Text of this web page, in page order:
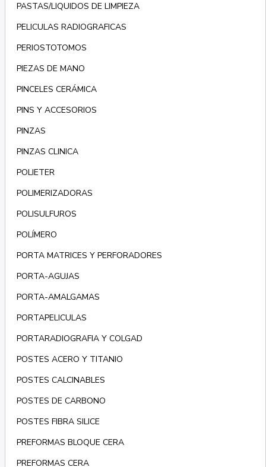
PASTAS/LIQUIDOS DE LIMPIEZA
PELICULAS RADIOGRAFICAS
PERIOSTOTOMOS
PIEZAS DE MANO
PINCELES CERÁMICA
PINS Y ACCESORIOS
PINZAS
PINZAS CLINICA
POLIETER
POLIMERIZADORAS
POLISULFUROS
POLÍMERO
PORTA MATRICES Y PERFORADORES
PORTA-AGUJAS
PORTA-AMALGAMAS
PORTAPELICULAS
PORTARADIOGRAFIA Y COLGAD
POSTES ACERO Y TITANIO
POSTES CALCINABLES
POSTES DE CARBONO
POSTES FIBRA SILICE
PREFORMAS BLOQUE CERA
PREFORMAS CERA